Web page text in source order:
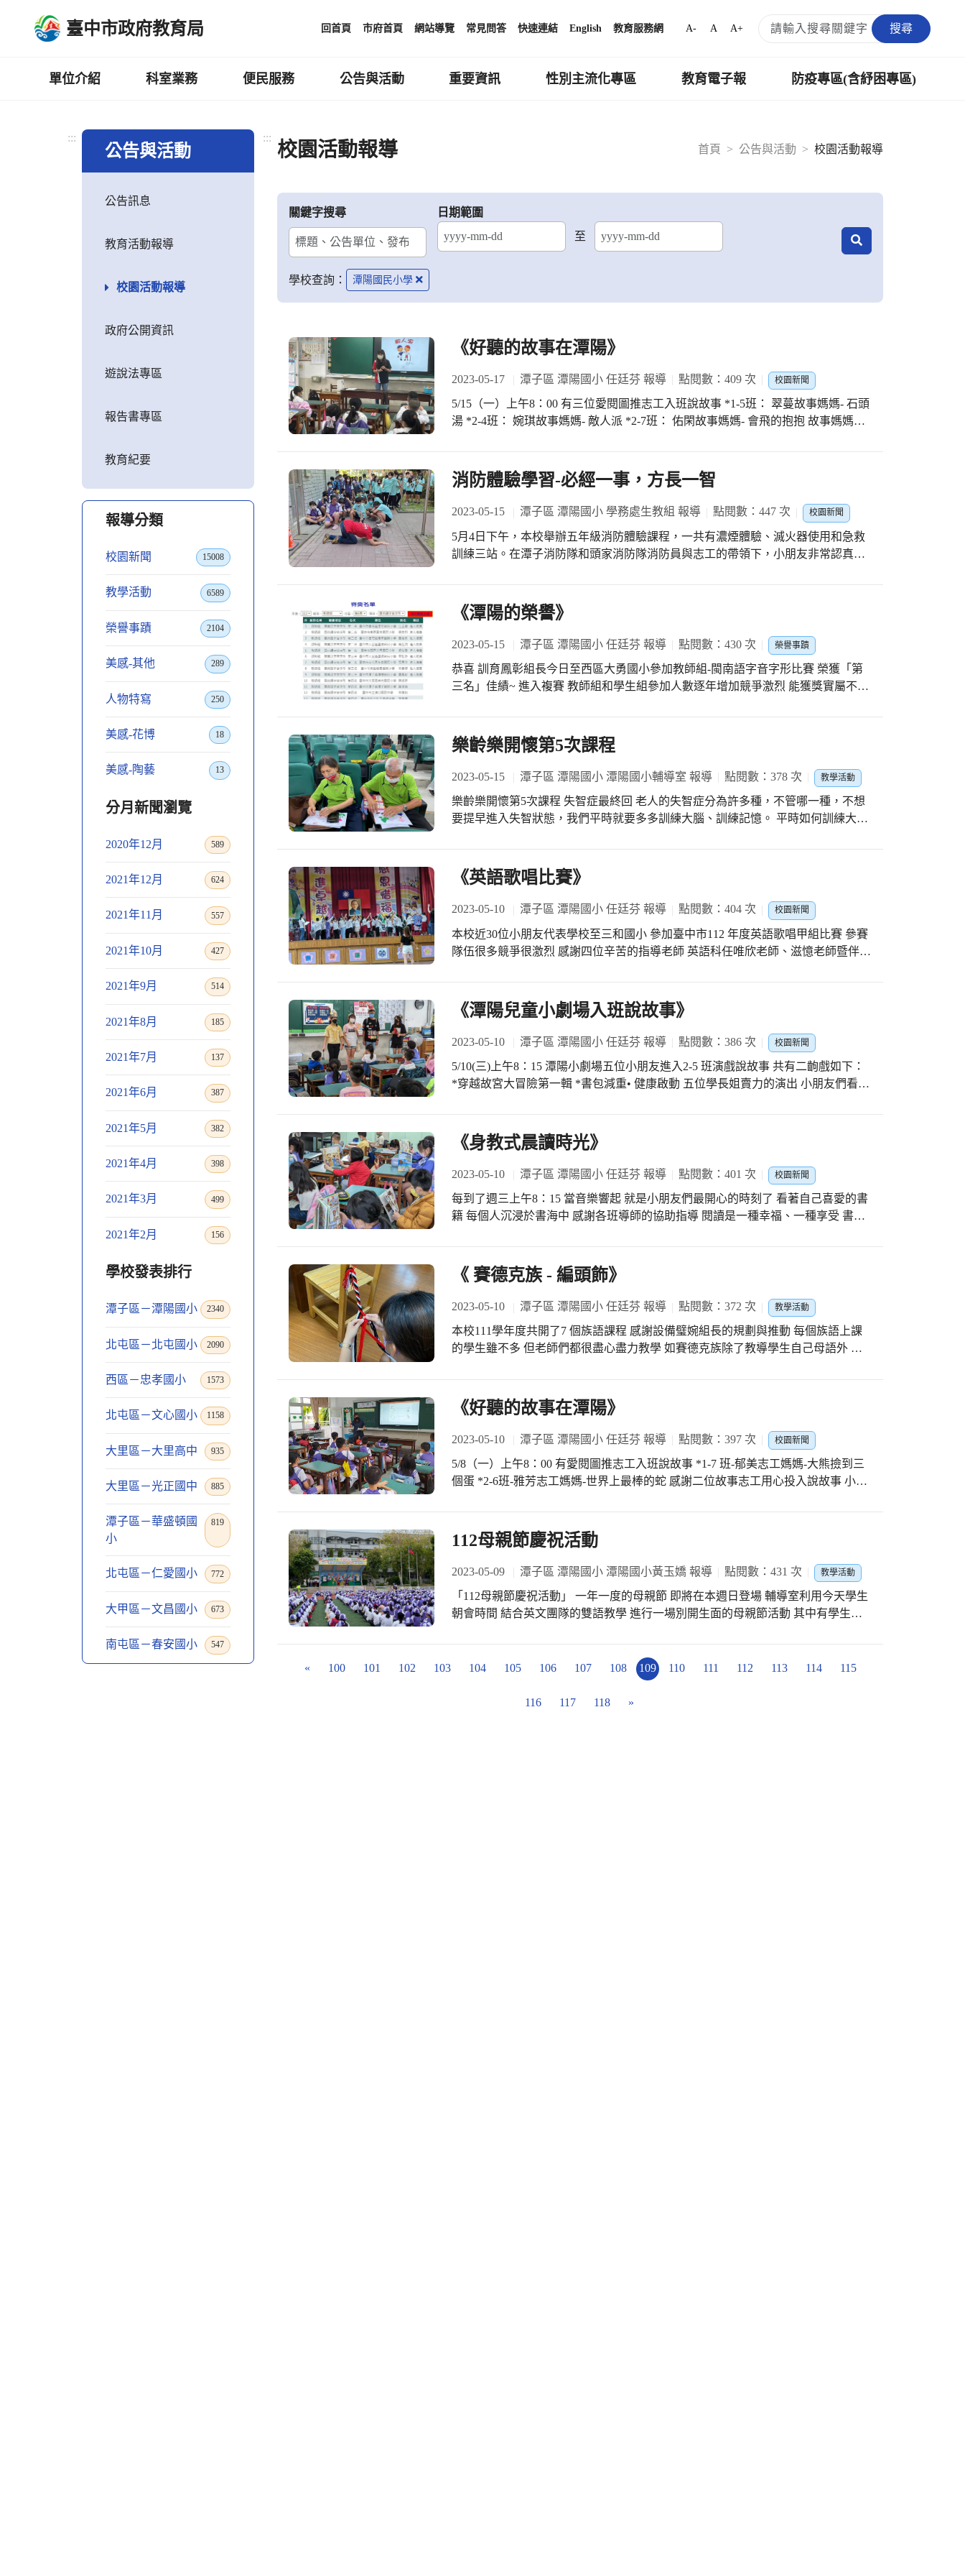
臺中市政府教育局 回首頁 市府首頁 網站導覽 常見問答 快速連結 English 教育服務網 A- A A+ 搜尋
單位介紹 科室業務 便民服務 公告與活動 重要資訊 性別主流化專區 教育電子報 防疫專區(含紓困專區)
:::
公告與活動
公告訊息
教育活動報導
校園活動報導
政府公開資訊
遊說法專區
報告書專區
教育紀要
報導分類
校園新聞 15008
教學活動 6589
榮譽事蹟 2104
美感-其他 289
人物特寫 250
美感-花博 18
美感-陶藝 13
分月新聞瀏覽
2020年12月 589
2021年12月 624
2021年11月 557
2021年10月 427
2021年9月 514
2021年8月 185
2021年7月 137
2021年6月 387
2021年5月 382
2021年4月 398
2021年3月 499
2021年2月 156
學校發表排行
潭子區－潭陽國小 2340
北屯區－北屯國小 2090
西區－忠孝國小 1573
北屯區－文心國小 1158
大里區－大里高中 935
大里區－光正國中 885
潭子區－華盛頓國
小
819
北屯區－仁愛國小 772
大甲區－文昌國小 673
南屯區－春安國小 547
:::
首頁
公告與活動 校園活動報導
校園活動報導
關鍵字搜尋
日期範圍
至
結束日期
學校查詢： 潭陽國民小學
《好聽的故事在潭陽》
2023-05-17 潭子區 潭陽國小 任廷芬 報導 點閱數：409 次 校園新聞
5/15（一）上午8：00 有三位愛閱圖推志工入班說故事 *1-5班： 翠蔓故事媽媽- 石頭
湯 *2-4班： 婉琪故事媽媽- 敵人派 *2-7班： 佑閑故事媽媽- 會飛的抱抱 故事媽媽們
消防體驗學習-必經一事，方長一智
2023-05-15 潭子區 潭陽國小 學務處生教組 報導 點閱數：447 次 校園新聞
5月4日下午，本校舉辦五年級消防體驗課程，一共有濃煙體驗、滅火器使用和急救
訓練三站。在潭子消防隊和頭家消防隊消防員與志工的帶領下，小朋友非常認真、
小朋友了解到火場中濃煙的可怕，不僅溫度高、有毒，而且迅速竄升，常使人因為
吸入而昏迷，最後導致嚴重傷亡。 在第一站的體驗中，整間階梯教室布滿濃煙，如
同在火場中一樣伸手不見五指，還好濃煙是由乾冰製造，溫度不高也無毒。小朋友
們在志工的指導下，跪在地上爬行，低著頭以手觸物探路，慢慢前進。有些性急的
小朋友爬錯了路，有些人碰撞到黑暗中的椅子，還好有志工和老師在一旁指導，最
後摸回了安全的路。一番努力之後，大家都從教室的另一個門找到出口，重見天
噴出的威力那麼大，模擬的火源位置周圍剎那間白粉瀰漫，相信要是真有火也已經
以將學校的滅火器拿來任意噴壓。 第三站急救訓練，消防員示範講解CPR的步驟，
胸外按壓每分鐘須達100~120下，用力按壓深度須5~6公分。小朋友實際按壓之後，
才發現要很用力才能達到應有的深度，而且不能停下來，救人可是相當不容易的!但
生和救災方法，慢慢在滋長著消防的素養。本次活動在小朋友對消防員叔叔與志工
《潭陽的榮譽》
2023-05-15 潭子區 潭陽國小 任廷芬 報導 點閱數：430 次 榮譽事蹟
恭喜 訓育鳳彰組長今日至西區大勇國小參加教師組-閩南語字音字形比賽 榮獲「第
三名」佳績~ 進入複賽 教師組和學生組參加人數逐年增加競爭激烈 能獲獎實屬不易
樂齡樂開懷第5次課程
2023-05-15 潭子區 潭陽國小 潭陽國小輔導室 報導 點閱數：378 次 教學活動
樂齡樂開懷第5次課程 失智症最終回 老人的失智症分為許多種，不管哪一種，不想
要提早進入失智狀態，我們平時就要多多訓練大腦、訓練記憶。 平時如何訓練大腦
秒，能刺激自己將記憶的時間拉長。 樂齡～學習讓人樂而忘齡，提早做好準備，大
家都能有個充實快樂且健康的晚年生活。
《英語歌唱比賽》
2023-05-10 潭子區 潭陽國小 任廷芬 報導 點閱數：404 次 校園新聞
本校近30位小朋友代表學校至三和國小 參加臺中市112 年度英語歌唱甲組比賽 參賽
隊伍很多競爭很激烈 感謝四位辛苦的指導老師 英語科任唯欣老師、滋憶老師暨伴奏
《潭陽兒童小劇場入班說故事》
2023-05-10 潭子區 潭陽國小 任廷芬 報導 點閱數：386 次 校園新聞
5/10(三)上午8：15 潭陽小劇場五位小朋友進入2-5 班演戲說故事 共有二齣戲如下：
*穿越故宮大冒險第一輯 *書包減重• 健康啟動 五位學長姐賣力的演出 小朋友們看得
《身教式晨讀時光》
2023-05-10 潭子區 潭陽國小 任廷芬 報導 點閱數：401 次 校園新聞
每到了週三上午8：15 當音樂響起 就是小朋友們最開心的時刻了 看著自己喜愛的書
籍 每個人沉浸於書海中 感謝各班導師的協助指導 閱讀是一種幸福、一種享受 書更
《 賽德克族 - 編頭飾》
2023-05-10 潭子區 潭陽國小 任廷芬 報導 點閱數：372 次 教學活動
本校111學年度共開了7 個族語課程 感謝設備璧婉組長的規劃與推動 每個族語上課
的學生雖不多 但老師們都很盡心盡力教學 如賽德克族除了教導學生自己母語外 老
《好聽的故事在潭陽》
2023-05-10 潭子區 潭陽國小 任廷芬 報導 點閱數：397 次 校園新聞
5/8（一）上午8：00 有愛閱圖推志工入班說故事 *1-7 班-郁美志工媽媽-大熊撿到三
個蛋 *2-6班-雅芳志工媽媽-世界上最棒的蛇 感謝二位故事志工用心投入說故事 小朋
天下的媽媽們-母親節快樂！
112母親節慶祝活動
2023-05-09 潭子區 潭陽國小 潭陽國小黃玉嬌 報導 點閱數：431 次 教學活動
「112母親節慶祝活動」 一年一度的母親節 即將在本週日登場 輔導室利用今天學生
朝會時間 結合英文團隊的雙語教學 進行一場別開生面的母親節活動 其中有學生英
天來報到 萬事如意天天好 永遠幸福甜蜜到老老老 祝福我們親愛的媽媽和主要照顧
者們～ 母親節快樂 ❤️MOTHER’S DAY?
« 100 101 102 103 104 105 106 107 108 109 110 111 112 113 114 115
116 117 118 »